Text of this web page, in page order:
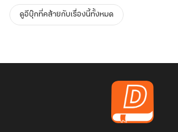
ดูอีบุ๊กที่คล้ายกับเรื่องนี้ทั้งหมด